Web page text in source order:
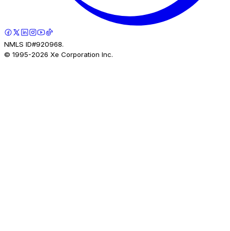
NMLS ID#920968.
© 1995-2026 Xe Corporation Inc.